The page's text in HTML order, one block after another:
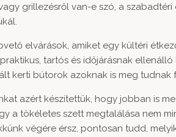
grillezésről van-e szó, a
elvárások, amiket egy kültéri
tartós és időjárásnak
kerti bútorok azoknak is meg tudnak
azért készítettük, hogy jobban is
a tökéletes szett megtalálása nem
végére érsz, pontosan tudd,